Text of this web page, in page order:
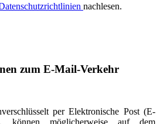
nachlesen.
zum E-Mail-Verkehr
per Elektronische Post (E-